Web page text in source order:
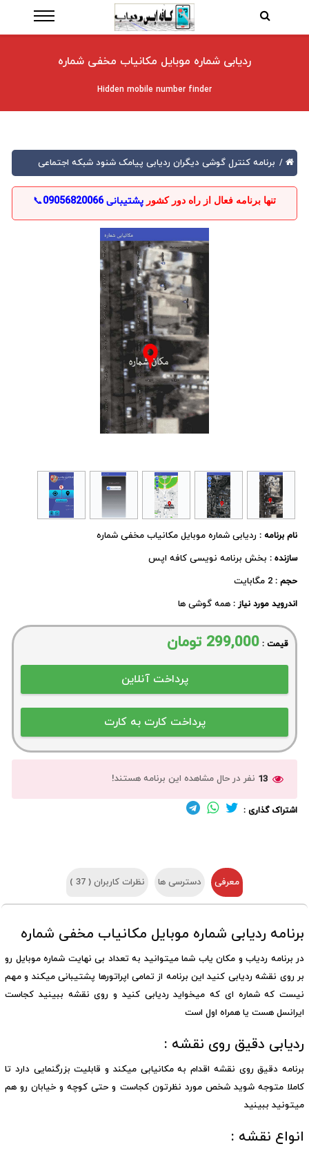
ردیابی شماره موبایل مکانیاب مخفی شماره
Hidden mobile number finder
/ برنامه کنترل گوشی دیگران ردیابی پیامک شنود شبکه اجتماعی
تنها برنامه فعال از راه دور کشور پشتیبانی09056820066
📞
نام برنامه : ردیابی شماره موبایل مکانیاب مخفی شماره
سازنده : بخش برنامه نویسی کافه اپس
حجم : 2 مگابایت
اندروید مورد نیاز : همه گوشی ها
قیمت : 299,000 تومان
13 نفر در حال مشاهده این برنامه هستند!
اشتراک گذاری :
معرفی دسترسی ها نظرات کاربران ( 37
)
برنامه ردیابی شماره موبایل مکانیاب مخفی شماره
در برنامه ردیاب و مکان یاب شما میتوانید به تعداد بی نهایت شماره موبایل رو
بر روی نقشه ردیابی کنید این برنامه از تمامی اپراتورها پشتیبانی میکند و مهم
نیست که شماره ای که میخواید ردیابی کنید و روی نقشه ببینید کجاست
ایرانسل هست یا همراه اول است
ردیابی دقیق روی نقشه :
برنامه دقیق روی نقشه اقدام به مکانیابی میکند و قابلیت بزرگنمایی دارد تا
کاملا متوجه شوید شخص مورد نظرتون کجاست و حتی کوچه و خیابان رو هم
میتونید ببینید
انواع نقشه :